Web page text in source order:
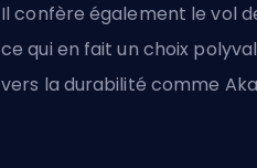
Il confère également le vol
ce qui en fait un choix
vers la durabilité comme